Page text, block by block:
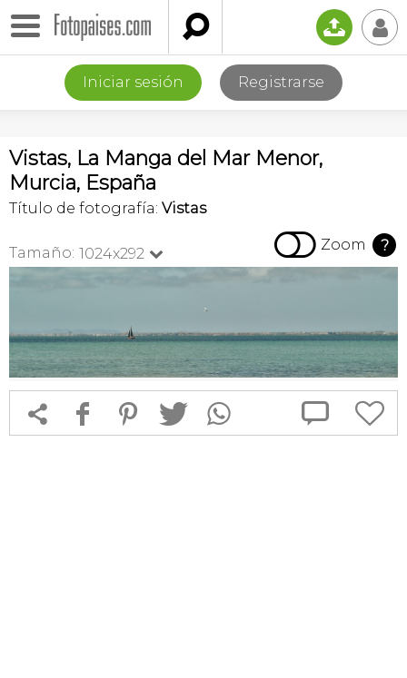
 📤 👤
Iniciar sesión Registrarse
Vistas, La Manga del Mar Menor,
Murcia, España
Título de fotografía: Vistas
Tamaño: 1024x292   Zoom ?
 f 1 T  